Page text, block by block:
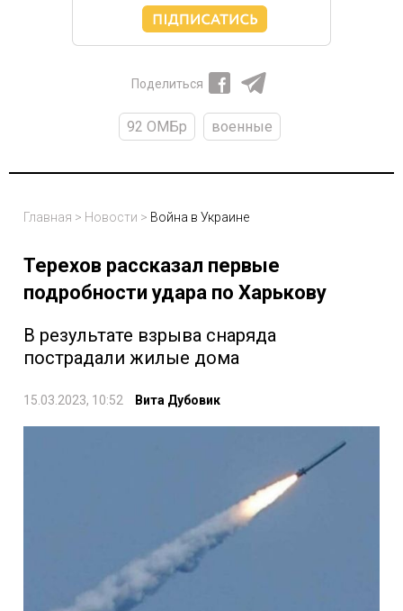
Поделиться
92 ОМБр военные
Главная > Новости > Война в Украине
Терехов рассказал первые
подробности удара по Харькову
В результате взрыва снаряда
пострадали жилые дома
15.03.2023, 10:52 Вита Дубовик